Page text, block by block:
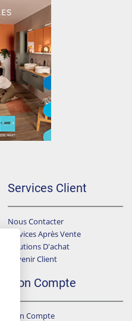
Services Client
Nous Contacter
Services Après Vente
Solutions D'achat
Devenir Client
Mon Compte
Mon Compte